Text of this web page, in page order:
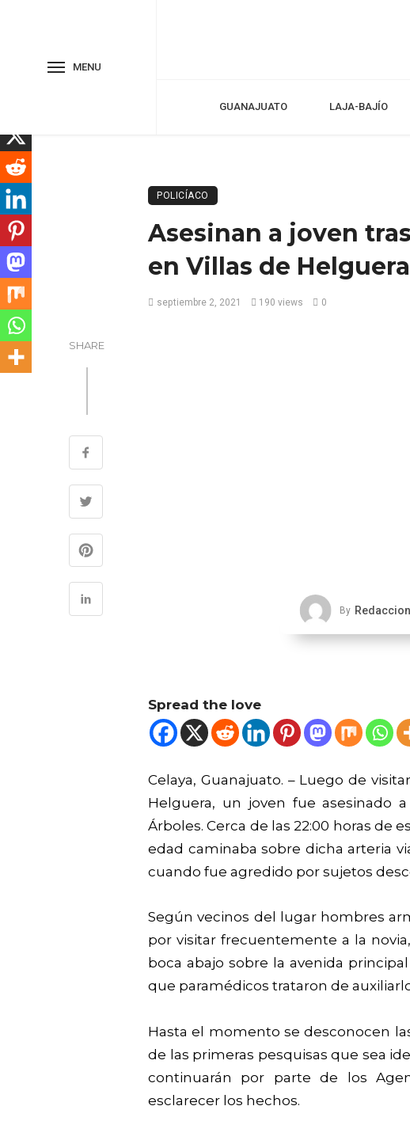
MENU
GUANAJUATO LAJA-BAJÍO
POLICÍACO
Asesinan a joven
en Villas de Helguera
septiembre 2, 2021 190 views 0
SHARE
By Redaccion
Spread the love
Celaya, Guanajuato. – Luego de
Helguera, un joven fue asesinado
Árboles. Cerca de las 22:00 horas de
edad caminaba sobre dicha arteria
cuando fue agredido por sujetos
Según vecinos del lugar hombres
por visitar frecuentemente a la
boca abajo sobre la avenida
que paramédicos trataron de
Hasta el momento se desconocen
de las primeras pesquisas que sea
continuarán por parte de los
esclarecer los hechos.